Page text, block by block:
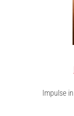
Impulse